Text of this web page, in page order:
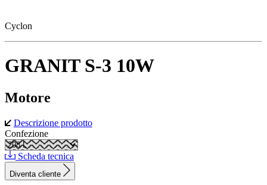
Cyclon
GRANIT S-3 10W
Motore
Descrizione prodotto
Confezione
Scheda tecnica
Diventa cliente